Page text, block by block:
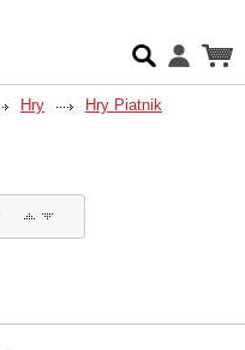
Hry Hry Piatnik